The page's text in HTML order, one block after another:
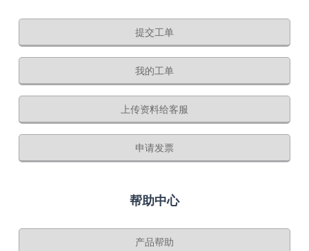
提交工单
我的工单
上传资料给客服
申请发票
帮助中心
产品帮助